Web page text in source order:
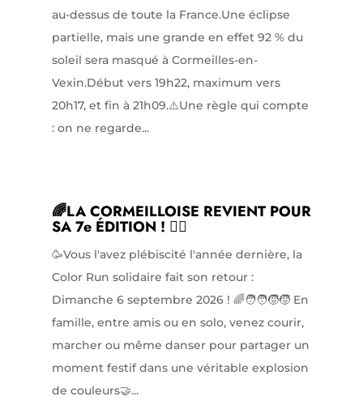
au-dessus de toute la France.Une éclipse
partielle, mais une grande en effet 92 % du
soleil sera masqué à Cormeilles-en-
Vexin.Début vers 19h22, maximum vers
20h17, et fin à 21h09.⚠️Une règle qui compte
: on ne regarde...
🌈LA CORMEILLOISE REVIENT POUR
SA 7e ÉDITION ! 🏃‍♀️
🥳Vous l'avez plébiscité l'année dernière, la
Color Run solidaire fait son retour :
Dimanche 6 septembre 2026 ! 🌈🧑‍🧑‍🧒‍🧒 En
famille, entre amis ou en solo, venez courir,
marcher ou même danser pour partager un
moment festif dans une véritable explosion
de couleurs🤝...